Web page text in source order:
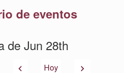
de eventos
de Jun 28th
AnteriorHoy Siguiente